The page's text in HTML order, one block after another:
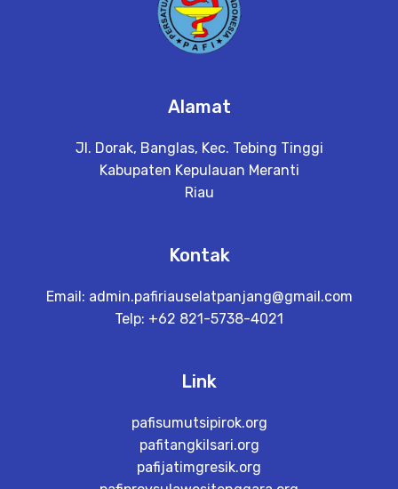
Alamat
Jl. Dorak, Banglas, Kec. Tebing Tinggi
Kabupaten Kepulauan Meranti
Riau
Kontak
Email: admin.pafiriauselatpanjang@gmail.com
Telp: +62 821-5738-4021
Link
pafisumutsipirok.org
pafitangkilsari.org
pafijatimgresik.org